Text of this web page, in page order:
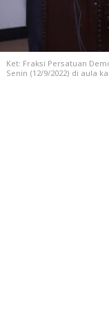
Ket: Fraksi Persatuan
Senin (12/9/2022) di aula